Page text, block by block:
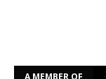
A MEMBER OF